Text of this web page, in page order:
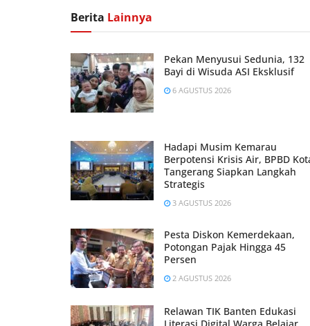
Berita Lainnya
Pekan Menyusui Sedunia, 132
Bayi di Wisuda ASI Eksklusif
6 AGUSTUS 2026
Hadapi Musim Kemarau
Berpotensi Krisis Air, BPBD
Tangerang Siapkan Langkah
Strategis
3 AGUSTUS 2026
Pesta Diskon Kemerdekaan,
Potongan Pajak Hingga 45
Persen
2 AGUSTUS 2026
Relawan TIK Banten Edukasi